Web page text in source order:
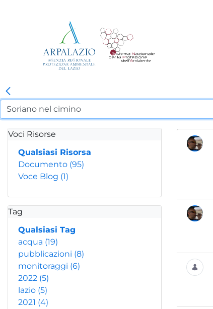
Voci Risorse
Qualsiasi Risorsa
Documento (95)
Voce Blog (1)
Tag
Qualsiasi Tag
acqua (19)
pubblicazioni (8)
monitoraggi (6)
2022 (5)
lazio (5)
2021 (4)